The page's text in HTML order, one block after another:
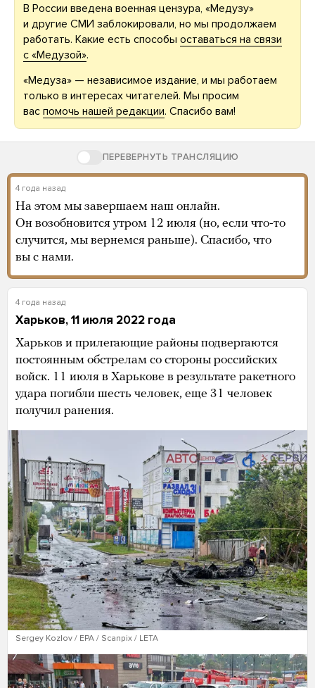
В России введена военная цензура, «Медузу»
и другие СМИ заблокировали, но мы продолжаем
работать. Какие есть способы оставаться на связи
с «Медузой».
«Медуза» — независимое издание, и мы работаем
только в интересах читателей. Мы просим
вас помочь нашей редакции. Спасибо вам!
ПЕРЕВЕРНУТЬ ТРАНСЛЯЦИЮ
4 года назад
На этом мы завершаем наш онлайн.
Он возобновится утром 12 июля (но, если что-то
случится, мы вернемся раньше). Спасибо, что
вы с нами.
4 года назад
Харьков, 11 июля 2022 года
Харьков и прилегающие районы подвергаются
постоянным обстрелам со стороны российских
войск. 11 июля в Харькове в результате ракетного
удара погибли шесть человек, еще 31 человек
получил ранения.
Sergey Kozlov / EPA / Scanpix / LETA